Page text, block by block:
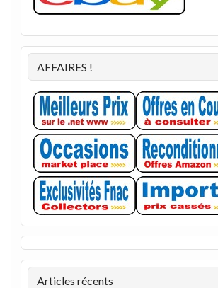
AFFAIRES !
Articles récents